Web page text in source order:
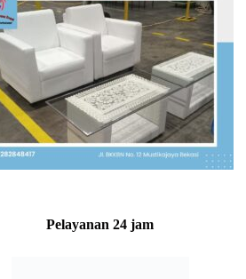
Pelayanan 24 jam